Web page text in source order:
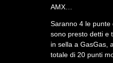
AMX…
Saranno 4 le
sono presto detti e
in sella a GasGas,
totale di 20 punti